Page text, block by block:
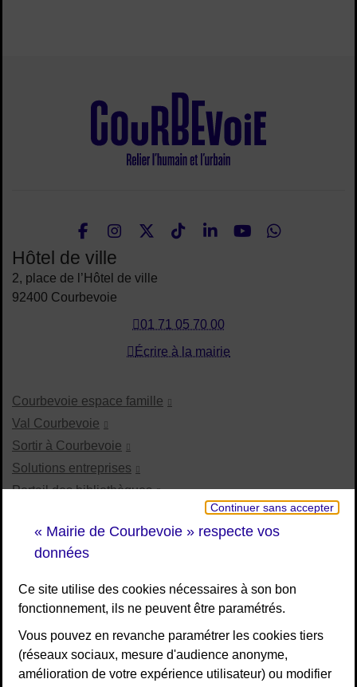
Continuer sans accepter
« Mairie de Courbevoie » respecte vos
données
Ce site utilise des cookies nécessaires à son bon
fonctionnement, ils ne peuvent être paramétrés.
Vous pouvez en revanche paramétrer les cookies tiers
(réseaux sociaux, mesure d'audience anonyme,
amélioration de votre expérience utilisateur) ou modifier
Nous suivre
FacebookInstagramTwitterTikTokLinkedIn
Hôtel de ville
2, place de l’Hôtel de ville
92400 Courbevoie
01 71 05 70 00
Écrire à la mairie
Courbevoie espace famille
Val Courbevoie
Sortir à Courbevoie
Solutions entreprises
Portail des bibliothèques
Je participe Courbevoie
Associations
Newsletter